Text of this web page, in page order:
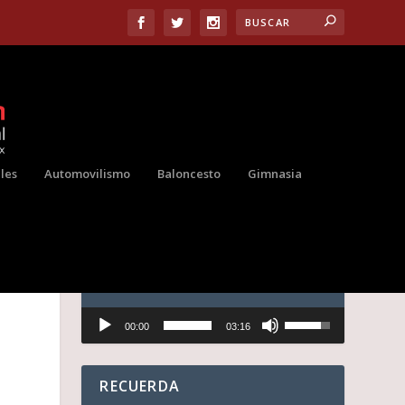
Automovilismo Baloncesto Gimnasia
audio
00:00 03:16
t
i
l
RECUERDA